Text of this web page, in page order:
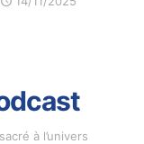
à l’univers